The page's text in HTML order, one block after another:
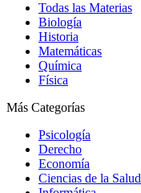
Todas las Materias
Biología
Historia
Matemáticas
Química
Física
Más Categorías
Psicología
Derecho
Economía
Ciencias de la Salud